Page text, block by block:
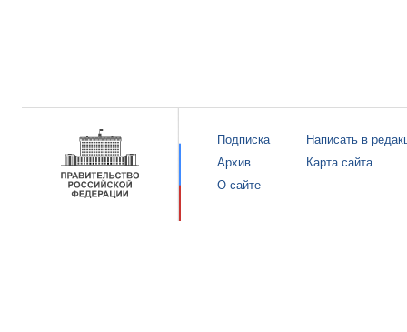
Подписка
Архив
О сайте
Написать в
Карта сайта